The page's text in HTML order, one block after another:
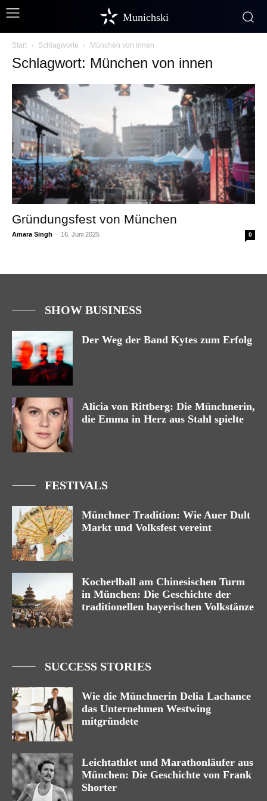
Munichski
Start Schlagworte München von innen
Schlagwort: München von innen
Gründungsfest von München
Amara Singh - 16. Juni 2025 0
SHOW BUSINESS
Der Weg der Band Kytes zum Erfolg
Alicia von Rittberg: Die Münchnerin,
die Emma in Herz aus Stahl spielte
FESTIVALS
Münchner Tradition: Wie Auer Dult
Markt und Volksfest vereint
Kocherlball am Chinesischen Turm
in München: Die Geschichte der
traditionellen bayerischen Volkstänze
SUCCESS STORIES
Wie die Münchnerin Delia Lachance
das Unternehmen Westwing
mitgründete
Leichtathlet und Marathonläufer aus
München: Die Geschichte von Frank
Shorter